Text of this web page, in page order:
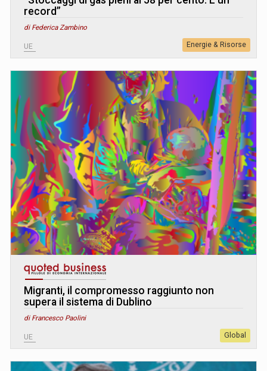
record”
di Federica Zambino
UE Energie & Risorse
Migranti, il compromesso raggiunto non
supera il sistema di Dublino
di Francesco Paolini
UE Global